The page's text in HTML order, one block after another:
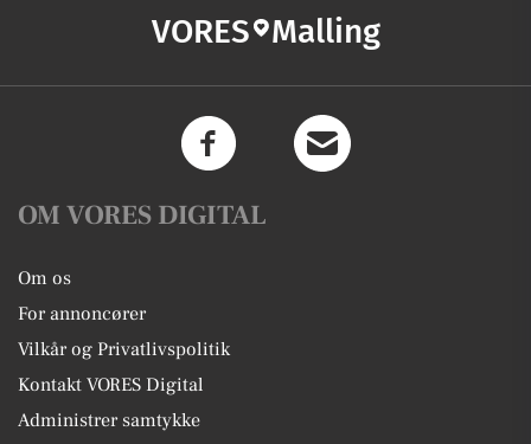
VORES Malling
OM VORES DIGITAL
Om os
For annoncører
Vilkår og Privatlivspolitik
Kontakt VORES Digital
Administrer samtykke